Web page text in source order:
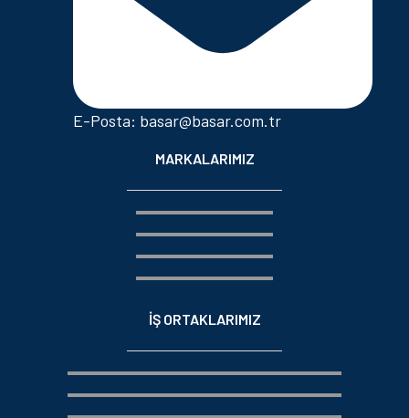
E-Posta: basar@basar.com.tr
MARKALARIMIZ
İŞ ORTAKLARIMIZ